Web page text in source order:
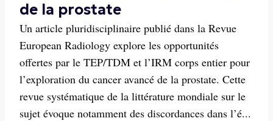
de la prostate
Un article pluridisciplinaire publié dans la Revue
European Radiology explore les opportunités
offertes par le TEP/TDM et l’IRM corps entier pour
l’exploration du cancer avancé de la prostate. Cette
revue systématique de la littérature mondiale sur le
sujet évoque notamment des discordances dans l’é...